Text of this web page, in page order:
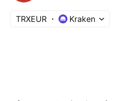
TRXEUR Kraken